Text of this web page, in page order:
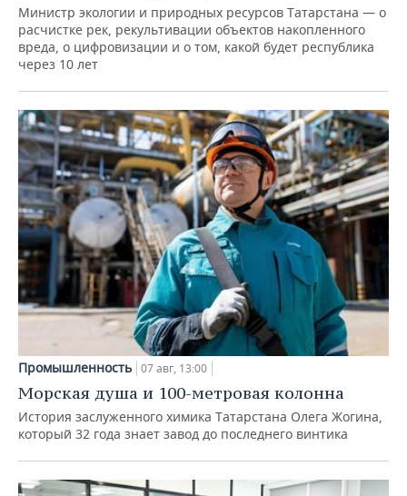
Министр экологии и природных ресурсов Татарстана — о
расчистке рек, рекультивации объектов накопленного
вреда, о цифровизации и о том, какой будет республика
через 10 лет
Промышленность 07 авг, 13:00
Морская душа и 100-метровая колонна
История заслуженного химика Татарстана Олега Жогина,
который 32 года знает завод до последнего винтика